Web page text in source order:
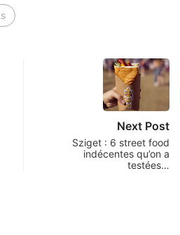
Next Post
Sziget : 6 street food
indécentes qu’on a
testées…